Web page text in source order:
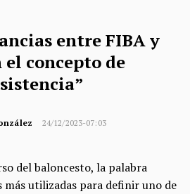
entre FIBA y
el concepto de
24/12/2023-07:03
del baloncesto, la palabra
más utilizadas para definir uno de